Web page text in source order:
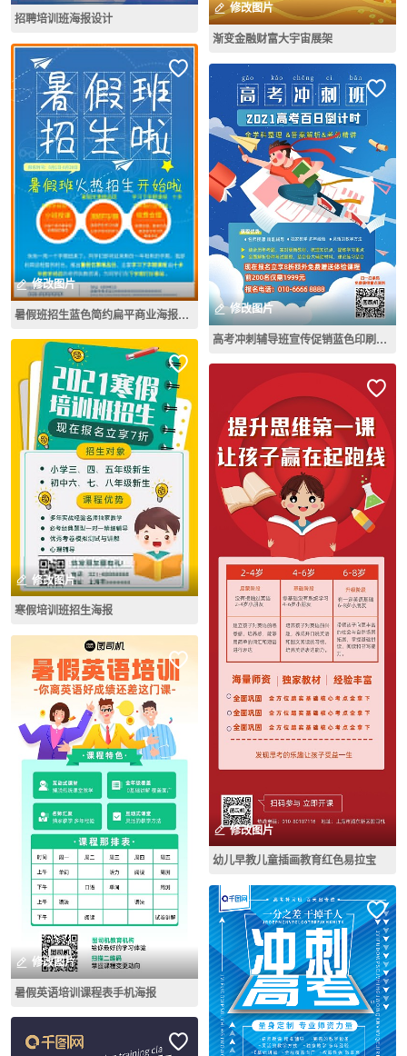
招聘培训班海报设计
修改图片
暑假班招生蓝色简约扁平商业海报设计模板
修改图片
寒假培训班招生海报
修改图片
暑假英语培训课程表手机海报
修改图片
渐变金融财富大宇宙展架
修改图片
高考冲刺辅导班宣传促销蓝色印刷海报
修改图片
幼儿早教儿童插画教育红色易拉宝